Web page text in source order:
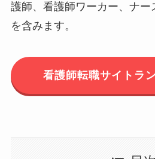
護師、看護師ワーカー、ナー
を含みます。
看護師転職サイトラ